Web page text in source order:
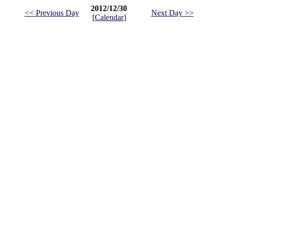
<< Previous Day
2012/12/30
[Calendar]
Next Day >>